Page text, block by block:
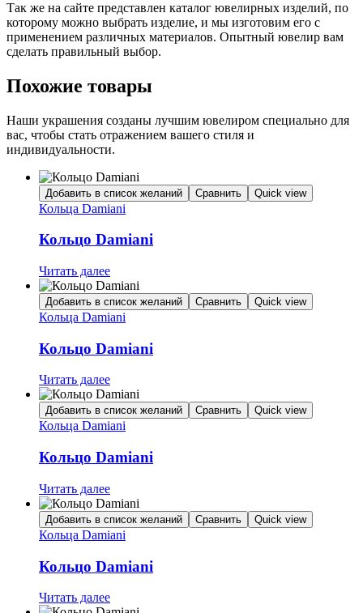
Так же на сайте представлен каталог ювелирных изделий, по
которому можно выбрать изделие, и мы изготовим его с
применением различных материалов. Опытный ювелир вам
сделать правильный выбор.
Похожие товары
Наши украшения созданы лучшим ювелиром специально для
вас, чтобы стать отражением вашего стиля и
индивидуальности.
Добавить в список желаний Сравнить Quick view
Кольца Damiani
Кольцо Damiani
Читать далее
Добавить в список желаний Сравнить Quick view
Кольца Damiani
Кольцо Damiani
Читать далее
Добавить в список желаний Сравнить Quick view
Кольца Damiani
Кольцо Damiani
Читать далее
Добавить в список желаний Сравнить Quick view
Кольца Damiani
Кольцо Damiani
Читать далее